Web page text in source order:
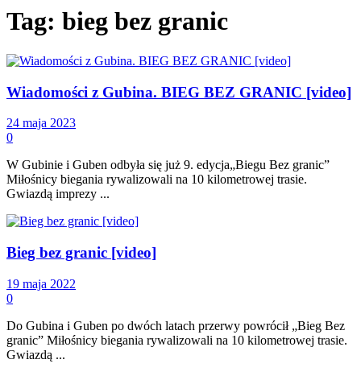
Tag: bieg bez granic
Wiadomości z Gubina. BIEG BEZ GRANIC [video]
24 maja 2023
0
W Gubinie i Guben odbyła się już 9. edycja„Biegu Bez granic”
Miłośnicy biegania rywalizowali na 10 kilometrowej trasie.
Gwiazdą imprezy ...
Bieg bez granic [video]
19 maja 2022
0
Do Gubina i Guben po dwóch latach przerwy powrócił „Bieg Bez
granic” Miłośnicy biegania rywalizowali na 10 kilometrowej trasie.
Gwiazdą ...